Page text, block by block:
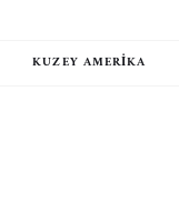
KUZEY AMERIKA